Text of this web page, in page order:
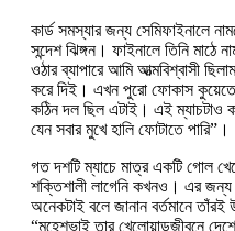
কার্ড সমস্যার জন্য সেমিফাইনালে
সন্দেশ ঝিঙ্গন। ফাইনালে তিনি
ওঠার ব্যাপারে আমি আত্মবিশ্বাসী
করে দিই। এখন পুরো ফোকাস
কঠিন দল ছিল এটাই। এই ম্যাচটাও
যেন সবার মুখে হালি ফোটাতে পারি”।
গত দশটি ম্যাচে মাত্র একটি গোল
শক্তিশালী লাগেনি কখনও। এর জন্য
অনেকটাই বলে জানান বর্তমানে তাঁরই
“মহেশভাই তার খেলোয়াড়জীবনে